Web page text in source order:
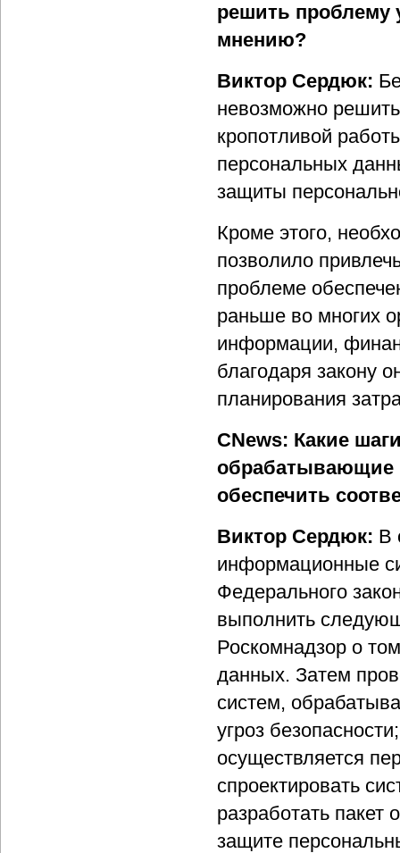
решить проблему
мнению?
Виктор Сердюк:
невозможно
кропотливой
персональных
защиты
Кроме этого,
позволило
проблеме
раньше во многих
информации,
благодаря закону
планирования
CNews: Какие
обрабатывающие
обеспечить
Виктор Сердюк: В
информационные
Федерального
выполнить
Роскомнадзор о
данных. Затем
систем,
угроз
осуществляется
спроектировать
разработать пакет
защите